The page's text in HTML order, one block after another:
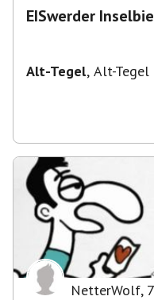
EISwerder
Alt-Tegel, Alt-Tegel
NetterWolf,